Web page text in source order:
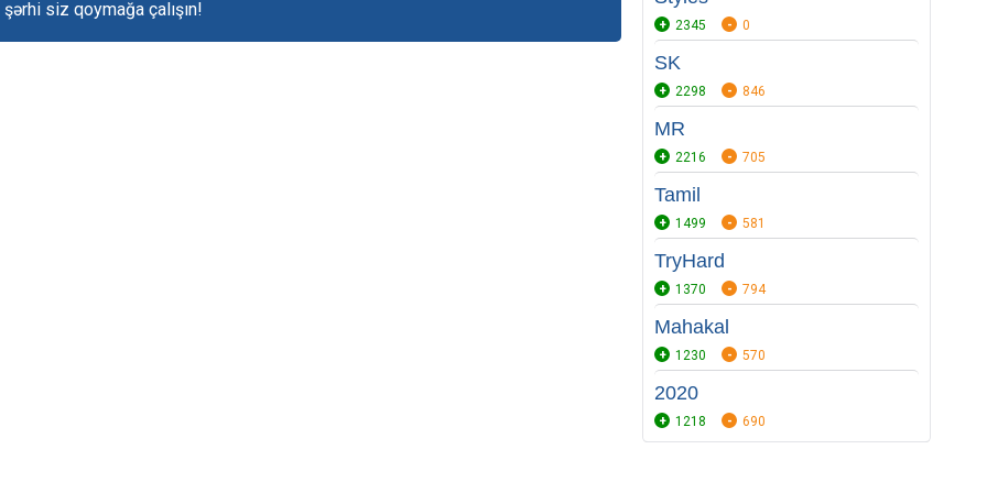
siz qoymağa çalışın!
2345 0
SK
2298 846
MR
2216 705
Tamil
1499 581
TryHard
1370 794
Mahakal
1230 570
2020
1218 690